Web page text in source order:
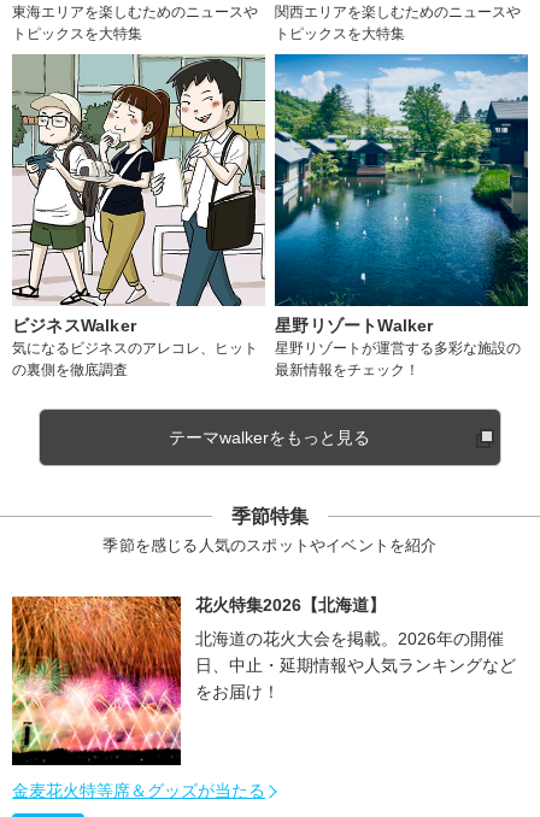
東海エリアを楽しむためのニュースや
トピックスを大特集
関西エリアを楽しむためのニュースや
トピックスを大特集
ビジネスWalker
気になるビジネスのアレコレ、ヒット
の裏側を徹底調査
星野リゾートWalker
星野リゾートが運営する多彩な施設の
最新情報をチェック！
テーマwalkerをもっと見る
季節特集
季節を感じる人気のスポットやイベントを紹介
花火特集2026【北海道】
北海道の花火大会を掲載。2026年の開催
日、中止・延期情報や人気ランキングなど
をお届け！
金麦花火特等席＆グッズが当たる